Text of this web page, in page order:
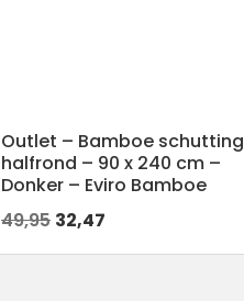
Outlet – Bamboe schutting
halfrond – 90 x 240 cm –
Donker – Eviro Bamboe
49,95 Oorspronkelijke
prijs
32,47
prijs